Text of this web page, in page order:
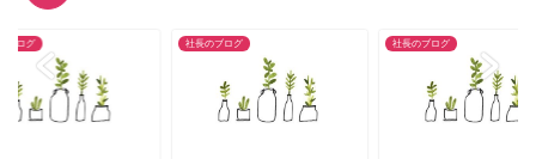
ブログ 社長のブログ 社長のブログ